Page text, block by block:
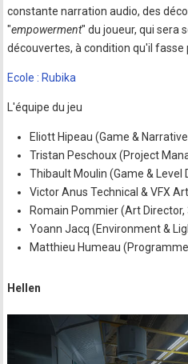
constante narration audio, des
"empowerment" du joueur, qui sera
découvertes, à condition qu'il fasse
Ecole : Rubika
L'équipe du jeu
Eliott Hipeau (Game &
Tristan Peschoux (Project
Thibault Moulin (Game & Level
Victor Anus Technical & VFX
Romain Pommier (Art
Yoann Jacq (Environment &
Matthieu Humeau
Hellen